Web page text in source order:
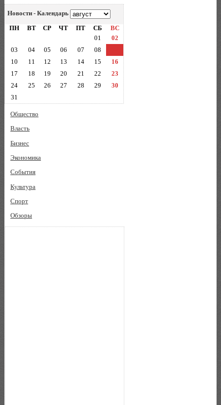
Новости - Календарь
ПН
ВТ СР ЧТ ПТ СБ
ВС
01
02
03
04 05 06 07 08
10
11 12 13 14 15
16
17
18 19 20 21 22
23
24
25 26 27 28 29
30
31
Общество
Власть
Бизнес
Экономика
События
Культура
Спорт
Обзоры